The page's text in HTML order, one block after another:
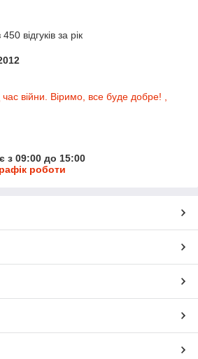
відгуків за рік
війни. Віримо, все буде добре! ,
з 09:00 до 15:00
роботи